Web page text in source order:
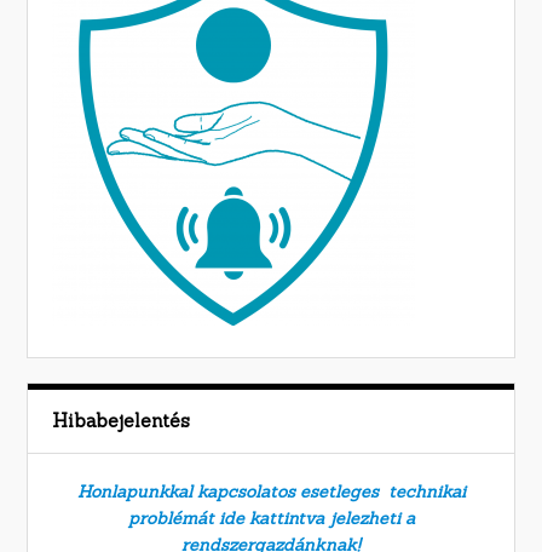
Hibabejelentés
Honlapunkkal kapcsolatos esetleges technikai
problémát ide kattintva jelezheti a
rendszergazdánknak!